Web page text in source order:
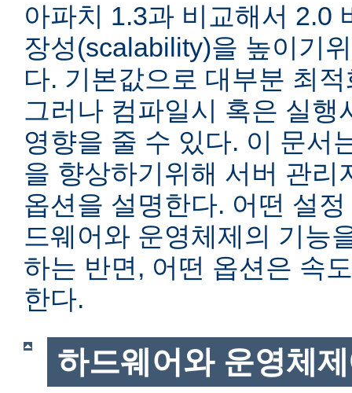
아파치 1.3과 비교해서 2.0
장성(scalability)을 높이기
다. 기본값으로 대부분 최
그러나 컴파일시 혹은 실행
영향을 줄 수 있다. 이 문서
을 향상하기위해 서버 관리
옵션을 설명한다. 어떤 설
드웨어와 운영체제의 기능
하는 반면, 어떤 옵션은 속
한다.
하드웨어와 운영체